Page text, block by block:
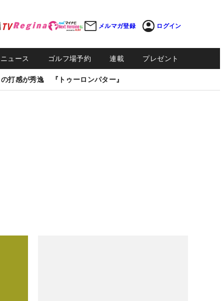
メルマガ登録 ログイン
ュース ゴルフ場予約 連載 プレゼント
打感が秀逸 『トゥーロンパター』